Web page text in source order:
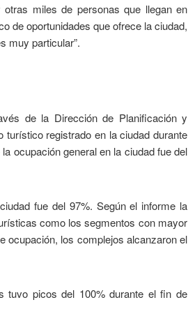
miles de personas que llegan en
de oportunidades que ofrece la ciudad,
muy particular”.
de la Dirección de Planificación y
turístico registrado en la ciudad durante
ocupación general en la ciudad fue del
fue del 97%. Según el informe la
como los segmentos con mayor
ocupación, los complejos alcanzaron el
tuvo picos del 100% durante el fin de